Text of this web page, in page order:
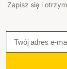
Zapisz się i